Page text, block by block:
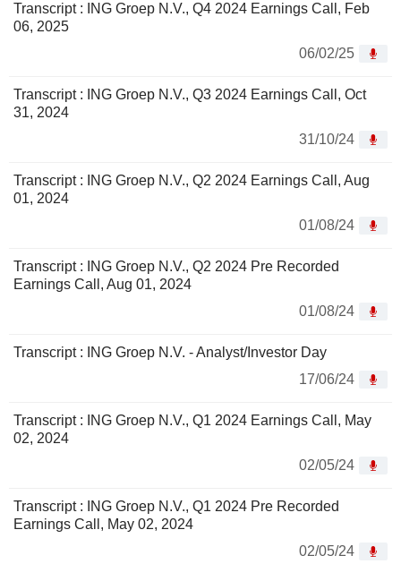
Transcript : ING Groep N.V., Q4 2024 Earnings Call, Feb
06, 2025
06/02/25
Transcript : ING Groep N.V., Q3 2024 Earnings Call, Oct
31, 2024
31/10/24
Transcript : ING Groep N.V., Q2 2024 Earnings Call, Aug
01, 2024
01/08/24
Transcript : ING Groep N.V., Q2 2024 Pre Recorded
Earnings Call, Aug 01, 2024
01/08/24
Transcript : ING Groep N.V. - Analyst/Investor Day
17/06/24
Transcript : ING Groep N.V., Q1 2024 Earnings Call, May
02, 2024
02/05/24
Transcript : ING Groep N.V., Q1 2024 Pre Recorded
Earnings Call, May 02, 2024
02/05/24